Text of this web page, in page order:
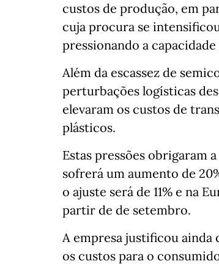
custos de produção, em
cuja procura se
pressionando a
Além da escassez de
perturbações logísticas
elevaram os custos de
plásticos.
Estas pressões obrigaram
sofrerá um aumento de
o ajuste será de 11% e na
partir de de setembro.
A empresa justificou
os custos para o